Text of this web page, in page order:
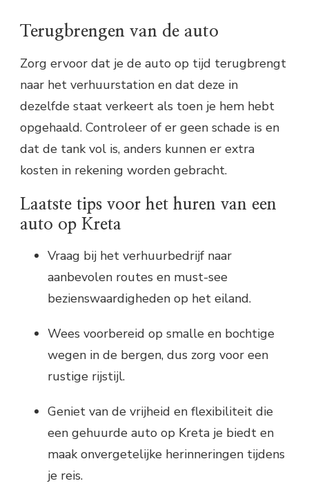
Terugbrengen van de auto
Zorg ervoor dat je de auto op tijd terugbrengt
naar het verhuurstation en dat deze in
dezelfde staat verkeert als toen je hem hebt
opgehaald. Controleer of er geen schade is en
dat de tank vol is, anders kunnen er extra
kosten in rekening worden gebracht.
Laatste tips voor het huren van een
auto op Kreta
Vraag bij het verhuurbedrijf naar
aanbevolen routes en must-see
bezienswaardigheden op het eiland.
Wees voorbereid op smalle en bochtige
wegen in de bergen, dus zorg voor een
rustige rijstijl.
Geniet van de vrijheid en flexibiliteit die
een gehuurde auto op Kreta je biedt en
maak onvergetelijke herinneringen tijdens
je reis.